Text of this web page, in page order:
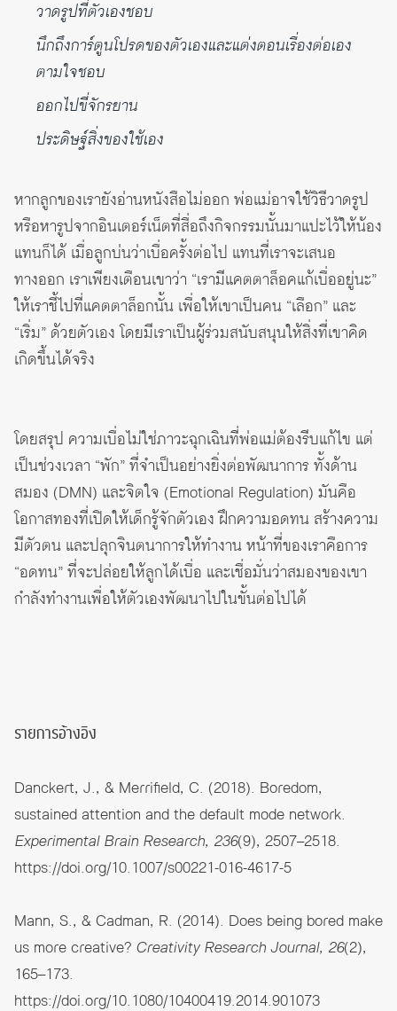
วาดรูปที่ตัวเองชอบ
นึกถึงการ์ตูนโปรดของตัวเองและแต่งตอนเรื่องต่อเอง
ตามใจชอบ
ออกไปขี่จักรยาน
ประดิษฐ์สิ่งของใช้เอง
หากลูกของเรายังอ่านหนังสือไม่ออก พ่อแม่อาจใช้วิธีวาดรูป
หรือหารูปจากอินเตอร์เน็ตที่สื่อถึงกิจกรรมนั้นมาแปะไว้ให้น้อง
แทนก็ได้ เมื่อลูกบ่นว่าเบื่อครั้งต่อไป แทนที่เราจะเสนอ
ทางออก เราเพียงเตือนเขาว่า “เรามีแคตตาล็อคแก้เบื่ออยู่นะ”
ให้เราชี้ไปที่แคตตาล็อกนั้น เพื่อให้เขาเป็นคน “เลือก” และ
“เริ่ม” ด้วยตัวเอง โดยมีเราเป็นผู้ร่วมสนับสนุนให้สิ่งที่เขาคิด
เกิดขึ้นได้จริง
โดยสรุป ความเบื่อไม่ใช่ภาวะฉุกเฉินที่พ่อแม่ต้องรีบแก้ไข แต่
เป็นช่วงเวลา “พัก” ที่จำเป็นอย่างยิ่งต่อพัฒนาการ ทั้งด้าน
สมอง (DMN) และจิตใจ (Emotional Regulation) มันคือ
โอกาสทองที่เปิดให้เด็กรู้จักตัวเอง ฝึกความอดทน สร้างความ
มีตัวตน และปลุกจินตนาการให้ทำงาน หน้าที่ของเราคือการ
“อดทน” ที่จะปล่อยให้ลูกได้เบื่อ และเชื่อมั่นว่าสมองของเขา
กำลังทำงานเพื่อให้ตัวเองพัฒนาไปในขั้นต่อไปได้
รายการอ้างอิง
Danckert, J., & Merrifield, C. (2018). Boredom,
sustained attention and the default mode network.
Experimental Brain Research, 236(9), 2507–2518.
https://doi.org/10.1007/s00221-016-4617-5
Mann, S., & Cadman, R. (2014). Does being bored make
us more creative? Creativity Research Journal, 26(2),
165–173.
https://doi.org/10.1080/10400419.2014.901073